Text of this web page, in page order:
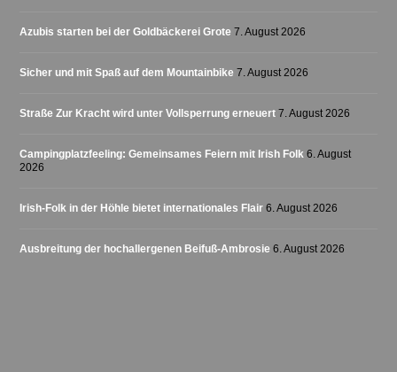
Azubis starten bei der Goldbäckerei Grote 7. August 2026
Sicher und mit Spaß auf dem Mountainbike 7. August 2026
Straße Zur Kracht wird unter Vollsperrung erneuert 7. August 2026
Campingplatzfeeling: Gemeinsames Feiern mit Irish Folk 6. August
2026
Irish-Folk in der Höhle bietet internationales Flair 6. August 2026
Ausbreitung der hochallergenen Beifuß-Ambrosie 6. August 2026